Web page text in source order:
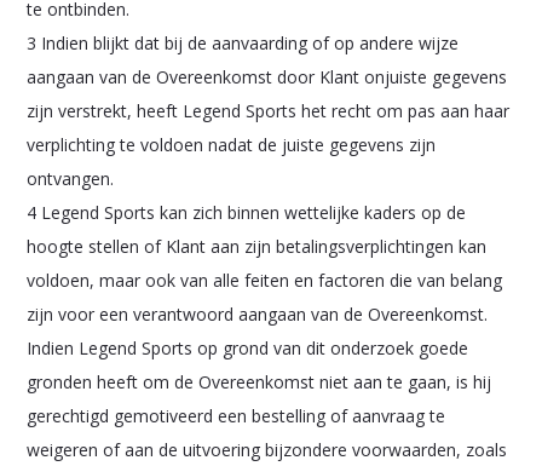
te ontbinden.
3 Indien blijkt dat bij de aanvaarding of op andere wijze
aangaan van de Overeenkomst door Klant onjuiste gegevens
zijn verstrekt, heeft Legend Sports het recht om pas aan haar
verplichting te voldoen nadat de juiste gegevens zijn
ontvangen.
4 Legend Sports kan zich binnen wettelijke kaders op de
hoogte stellen of Klant aan zijn betalingsverplichtingen kan
voldoen, maar ook van alle feiten en factoren die van belang
zijn voor een verantwoord aangaan van de Overeenkomst.
Indien Legend Sports op grond van dit onderzoek goede
gronden heeft om de Overeenkomst niet aan te gaan, is hij
gerechtigd gemotiveerd een bestelling of aanvraag te
weigeren of aan de uitvoering bijzondere voorwaarden, zoals